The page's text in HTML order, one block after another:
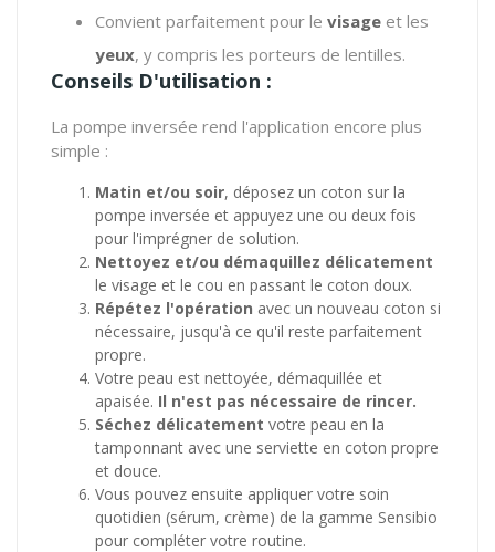
Convient parfaitement pour le visage et les
yeux, y compris les porteurs de lentilles.
Conseils D'utilisation :
La pompe inversée rend l'application encore plus
simple :
Matin et/ou soir, déposez un coton sur la
pompe inversée et appuyez une ou deux fois
pour l'imprégner de solution.
Nettoyez et/ou démaquillez délicatement
le visage et le cou en passant le coton doux.
Répétez l'opération avec un nouveau coton si
nécessaire, jusqu'à ce qu'il reste parfaitement
propre.
Votre peau est nettoyée, démaquillée et
apaisée. Il n'est pas nécessaire de rincer.
Séchez délicatement votre peau en la
tamponnant avec une serviette en coton propre
et douce.
Vous pouvez ensuite appliquer votre soin
quotidien (sérum, crème) de la gamme Sensibio
pour compléter votre routine.